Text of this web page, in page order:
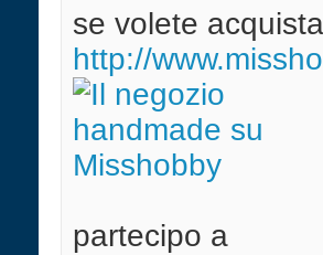
se volete
http://
partecipo a